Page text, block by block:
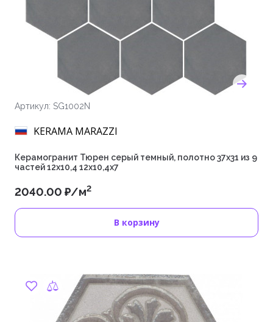
Артикул: SG1002N
KERAMA MARAZZI
Керамогранит Тюрен серый темный, полотно 37х31 из 9
частей 12х10,4 12х10,4х7
2040.00 ₽/м2
В корзину